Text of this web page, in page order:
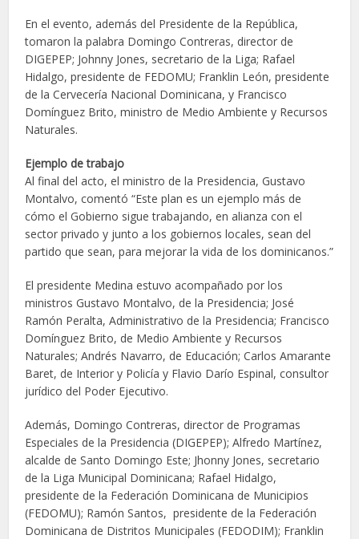
En el evento, además del Presidente de la República,
tomaron la palabra Domingo Contreras, director de
DIGEPEP; Johnny Jones, secretario de la Liga; Rafael
Hidalgo, presidente de FEDOMU; Franklin León, presidente
de la Cervecería Nacional Dominicana, y Francisco
Domínguez Brito, ministro de Medio Ambiente y Recursos
Naturales.
Ejemplo de trabajo
Al final del acto, el ministro de la Presidencia, Gustavo
Montalvo, comentó “Este plan es un ejemplo más de
cómo el Gobierno sigue trabajando, en alianza con el
sector privado y junto a los gobiernos locales, sean del
partido que sean, para mejorar la vida de los dominicanos.”
El presidente Medina estuvo acompañado por los
ministros Gustavo Montalvo, de la Presidencia; José
Ramón Peralta, Administrativo de la Presidencia; Francisco
Domínguez Brito, de Medio Ambiente y Recursos
Naturales; Andrés Navarro, de Educación; Carlos Amarante
Baret, de Interior y Policía y Flavio Darío Espinal, consultor
jurídico del Poder Ejecutivo.
Además, Domingo Contreras, director de Programas
Especiales de la Presidencia (DIGEPEP); Alfredo Martínez,
alcalde de Santo Domingo Este; Jhonny Jones, secretario
de la Liga Municipal Dominicana; Rafael Hidalgo,
presidente de la Federación Dominicana de Municipios
(FEDOMU); Ramón Santos, presidente de la Federación
Dominicana de Distritos Municipales (FEDODIM); Franklin